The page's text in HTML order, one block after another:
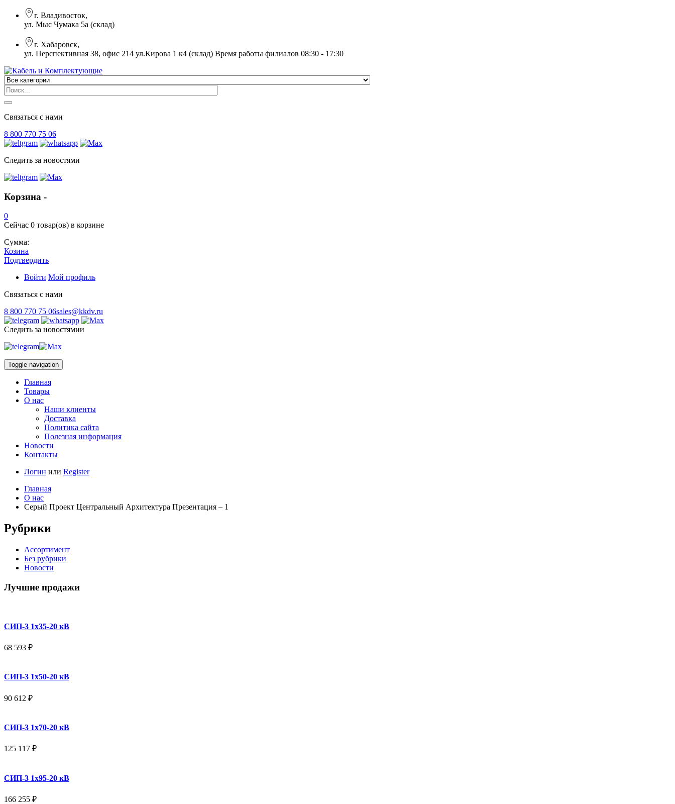
г. Владивосток,
ул. Мыс Чумака 5а (склад)
г. Хабаровск,
ул. Перспективная 38, офис 214 ул.Кирова 1 к4 (склад) Время работы филиалов 08:30 - 17:30
Связаться с нами
8 800 770 75 06
Следить за новостями
Корзина -
0
Сейчас 0 товар(ов) в корзине
Сумма:
Козина
Подтвердить
Войти Мой профиль
Связаться с нами
8 800 770 75 06sales@kkdv.ru
Следить за новостямии
Toggle navigation
Главная
Товары
О нас
Наши клиенты
Доставка
Политика сайта
Полезная информация
Новости
Контакты
Логин или Register
Главная
О нас
Серый Проект Центральный Архитектура Презентация – 1
Рубрики
Ассортимент
Без рубрики
Новости
Лучшие продажи
СИП-3 1x35-20 кВ
68 593 ₽
СИП-3 1x50-20 кВ
90 612 ₽
СИП-3 1x70-20 кВ
125 117 ₽
СИП-3 1x95-20 кВ
166 255 ₽